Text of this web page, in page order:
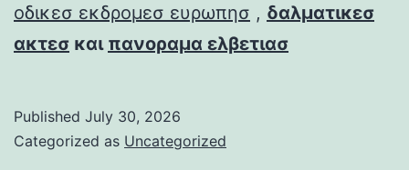
οδικεσ εκδρομεσ ευρωπησ , δαλματικεσ
ακτεσ και πανοραμα ελβετιασ
Published July 30, 2026
Categorized as Uncategorized